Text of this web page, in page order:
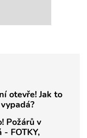
otevře! Jak to
Požárů v
FOTKY,